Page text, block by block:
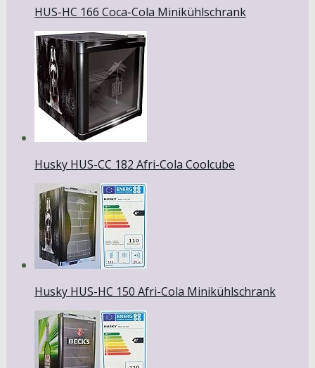
HUS-HC 166 Coca-Cola Minikühlschrank
Husky HUS-CC 182 Afri-Cola Coolcube
Husky HUS-HC 150 Afri-Cola Minikühlschrank